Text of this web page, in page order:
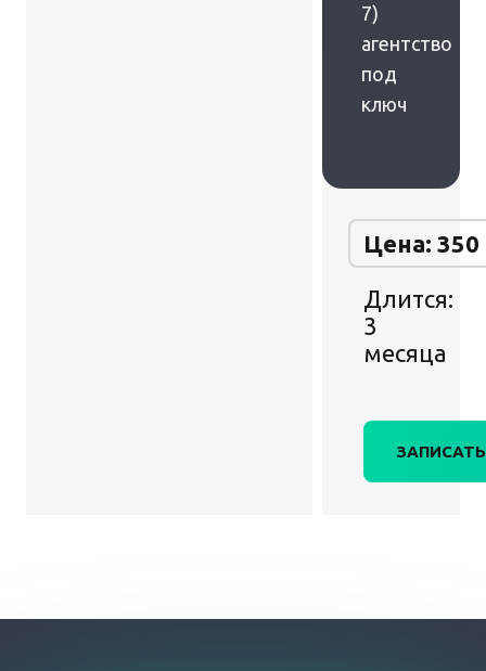
7)
агентство
под
ключ
Цена: 350
Длится:
3
месяца